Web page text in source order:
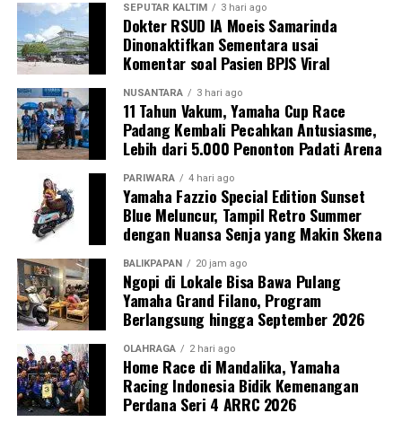
SEPUTAR KALTIM 3 hari ago
Dokter RSUD IA Moeis Samarinda
Dinonaktifkan Sementara usai
Komentar soal Pasien BPJS Viral
NUSANTARA 3 hari ago
11 Tahun Vakum, Yamaha Cup Race
Padang Kembali Pecahkan Antusiasme,
Lebih dari 5.000 Penonton Padati Arena
PARIWARA 4 hari ago
Yamaha Fazzio Special Edition Sunset
Blue Meluncur, Tampil Retro Summer
dengan Nuansa Senja yang Makin Skena
BALIKPAPAN 20 jam ago
Ngopi di Lokale Bisa Bawa Pulang
Yamaha Grand Filano, Program
Berlangsung hingga September 2026
OLAHRAGA 2 hari ago
Home Race di Mandalika, Yamaha
Racing Indonesia Bidik Kemenangan
Perdana Seri 4 ARRC 2026